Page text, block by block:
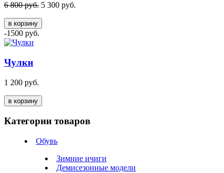
6 800 руб. 5 300 руб.
в корзину
-1500 руб.
Чулки
1 200 руб.
в корзину
Категории товаров
Обувь
Зимние ичиги
Демисезонные модели